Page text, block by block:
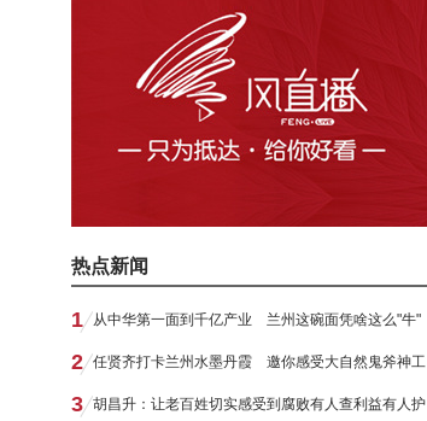
热点新闻
1 从中华第一面到千亿产业 兰州这碗面凭啥这么"牛"
2 任贤齐打卡兰州水墨丹霞 邀你感受大自然鬼斧神工
3 胡昌升：让老百姓切实感受到腐败有人查利益有人护